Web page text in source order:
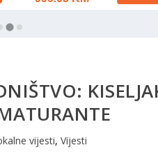
vijesti,Vijesti